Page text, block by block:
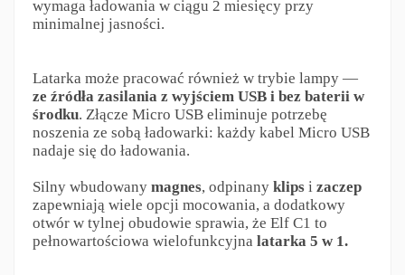
wymaga ładowania w ciągu 2 miesięcy przy
minimalnej jasności.
Latarka może pracować również w trybie lampy —
ze źródła zasilania z wyjściem USB i bez baterii w
środku. Złącze Micro USB eliminuje potrzebę
noszenia ze sobą ładowarki: każdy kabel Micro USB
nadaje się do ładowania.
Silny wbudowany magnes, odpinany klipsi zaczep
zapewniają wiele opcji mocowania, a dodatkowy
otwór w tylnej obudowie sprawia, że Elf C1 to
pełnowartościowa wielofunkcyjna latarka 5 w 1.